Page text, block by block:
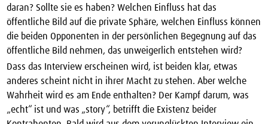
daran? Sollte sie es haben? Welchen Einfluss hat das
öffentliche Bild auf die private Sphäre, welchen Einfluss können
die beiden Opponenten in der persönlichen Begegnung auf das
öffentliche Bild nehmen, das unweigerlich entstehen wird?
Dass das Interview erscheinen wird, ist beiden klar, etwas
anderes scheint nicht in ihrer Macht zu stehen. Aber welche
Wahrheit wird es am Ende enthalten? Der Kampf darum, was
„echt“ ist und was „story“, betrifft die Existenz beider